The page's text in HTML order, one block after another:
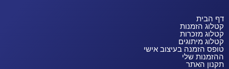
דף הבית
קטלוג הזמנות
קטלוג מזכרות
קטלוג מיתוגים
טופס הזמנה בעיצוב אישי
ההזמנות שלי
תקנון האתר